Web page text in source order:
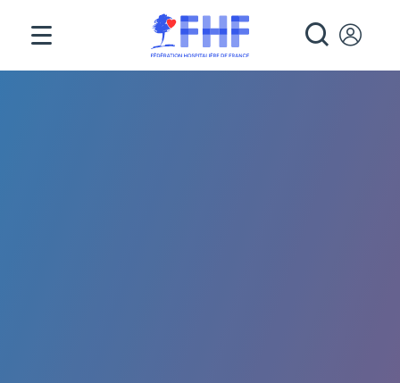
Panneau de gestion des cookies